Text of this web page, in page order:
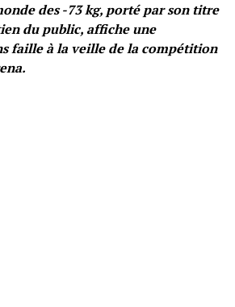
des -73 kg, porté par son titre
du public, affiche une
faille à la veille de la compétition